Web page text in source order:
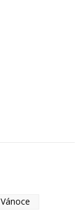
Vánoce